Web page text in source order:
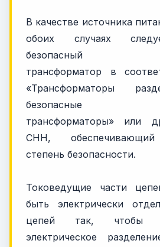
В качестве источника
обоих случаях
безопасный
трансформатор в
«Трансформаторы
безопасные
трансформаторы» или
СНН,
степень безопасности.
Токоведущие части
быть электрически
цепей так, чтобы
электрическое